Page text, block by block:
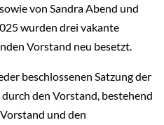
von Sandra Abend und
wurden drei vakante
Vorstand neu besetzt.
beschlossenen Satzung der
den Vorstand, bestehend
und den